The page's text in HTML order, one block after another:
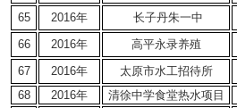
65
2016年 长子丹朱一中
66
2016年 高平永录养殖
67
2016年 太原市水工招待所
68
2016年 清徐中学食堂热水项目